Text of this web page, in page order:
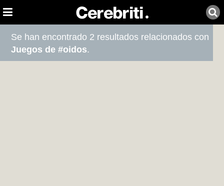
Se han encontrado 2 resultados relacionados con
Juegos de #oidos.